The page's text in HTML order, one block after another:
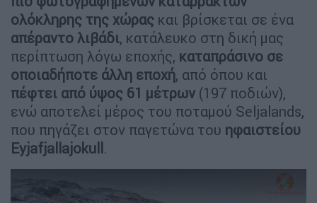
ολόκληρης της χώρας και βρίσκεται σε ένα
απέραντο λιβάδι, κατάλευκο στη δική μας
περίπτωση λόγω εποχής, καταπράσινο σε
οποιαδήποτε άλλη εποχή, από όπου και
πέφτει από ύψος 61 μέτρων (197 ποδιών),
ενώ αποτελεί μέρος του ποταμού Seljalands,
που πηγάζει στον παγετώνα του ηφαιστείου
Eyjafjallajokull .